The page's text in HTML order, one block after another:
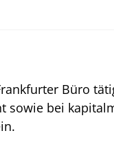
Büro
sowie bei